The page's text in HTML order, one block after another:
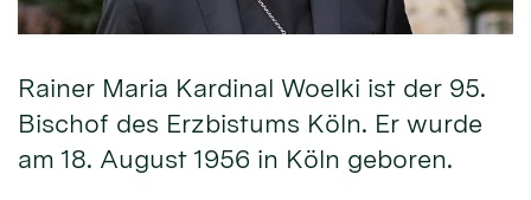
Rainer Maria Kardinal Woelki ist der 95.
Bischof des Erzbistums Köln. Er wurde
am 18. August 1956 in Köln geboren.